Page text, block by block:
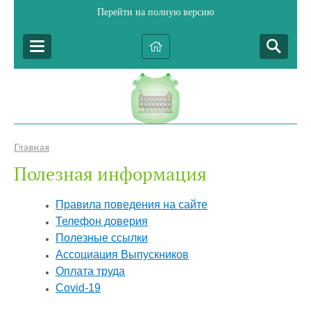
Перейти на полную версию
Главная
Полезная информация
Правила поведения на сайте
Телефон доверия
Полезные ссылки
Ассоциация Выпускников
Оплата труда
Covid-19